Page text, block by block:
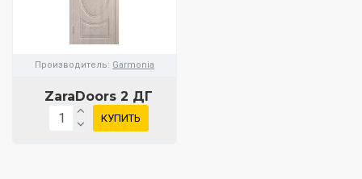
Производитель: Garmonia
ZaraDoors 2 ДГ
КУПИТЬ